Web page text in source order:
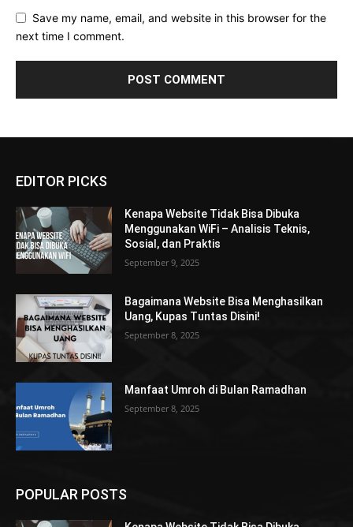
Save my name, email, and website in this browser for the
next time I comment.
EDITOR PICKS
Kenapa Website Tidak Bisa Dibuka
Menggunakan WiFi – Analisis Teknis,
Sosial, dan Praktis
September 9, 2025
Bagaimana Website Bisa Menghasilkan
Uang, Kupas Tuntas Disini!
September 8, 2025
Manfaat Umroh di Bulan Ramadhan
September 8, 2025
POPULAR POSTS